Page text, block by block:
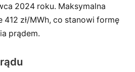
2024 roku. Maksymalna
412 zł/MWh, co stanowi formę
prądem.